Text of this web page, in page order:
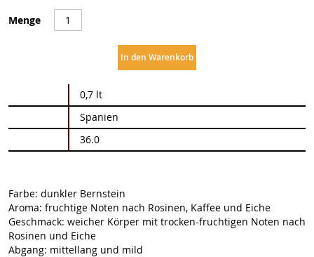
Menge
In den Warenkorb
Informationen
0,7 lt
Spanien
36.0
Farbe: dunkler Bernstein
Aroma: fruchtige Noten nach Rosinen, Kaffee und Eiche
Geschmack: weicher Körper mit trocken-fruchtigen Noten nach
Rosinen und Eiche
Abgang: mittellang und mild